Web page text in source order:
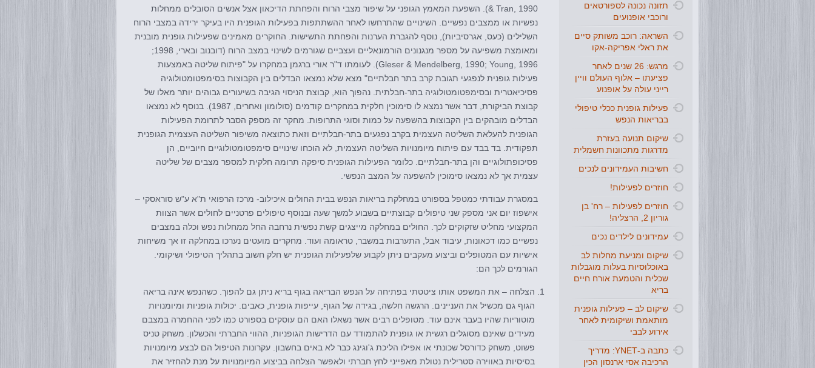
& Tran, 1990). השפעת המאמץ הגופני על שיפור מצבי הרוח והפחתת הדיכאון אצל אנשים הסובלים ממחלות
נפשיות או ממצבים נפשיים. השינויים שהתרחשו לאחר ההשתתפות בפעילות הגופנית היו בעיקר ירידה במצבי הרוח
השלילים (כעס, אגרסיביות), נוסף להגברת הערנות והפחתת התשישות. החוקרים מאמינים שפעילות גופנית מובנית
ומאומצת משפיעה על מספר מנגנונים הורמונאליים ועצביים שגורמים לשינוי במצב הרוח (דובנוב ובארי, 1998;
Gleser & Mendelberg, 1990; Young, 1996). לעומתו ד"ר אורי ברגמן במחקרו על "פיתוח שליטה באמצעות
פעילות גופנית לנפגעי תגובת קרב בתר חבלתיים" מצא שלא נמצאו הבדלים בין הקבוצות בסימפטומטולוגיה
פסיכיאטרית ובסימפטומטולוגיה בתר-חבלתית. נהפוך הוא, קבוצת הניסוי הגיבה בשיעורים גבוהים יותר מאלו של
קבוצת הביקורת, דבר אשר נמצא לו סימוכין חלקית במחקרים קודמים (סולומון ואחרים, 1987). בנוסף לא נמצאו
הבדלים מובהקים בין הקבוצות בהשפעה על כמות וסוגי התרופות. מחקר זה מספק הסבר לתרומת הפעילות
הגופנית להעלאת השליטה העצמית בקרב נפגעים בתר-חבלתיים וזאת כתוצאה משיפור השליטה העצמית הגופנית
תפקודית. בד בבד עם פיתוח מיומנויות השליטה העצמית, לא הוכחו שינויים סימפטומטולוגיים חיוביים, הן
פסיכופתולוגיים והן בתר-חבלתיים. כלומר הפעילות הגופנית סיפקה תרומה חלקית למספר מצבים של שליטה
עצמית אך לא נמצאו סימוכין להשפעה על המצב הנפשי.
במסגרת עבודתי כמטפל בספורט במחלקת בריאות הנפש בבית החולים איכילוב- מרכז הרפואי ת"א ע"ש סוראסקי –
אישפוז יום אני מספק שני טיפולים קבוצתיים בשבוע למשך שעה ובנוסף טיפולים פרטניים לחולים אשר הצוות
המקצועי מחליט שזקוקים לכך. החולים במחלקה מייצגים קשת נפשית נרחבה החל ממחלות נפש וכלה במצבים
נפשיים כמו דכאונות, עיבוד אבל, התערבות במשבר, טראומה ועוד. מחקרים מועטים נערכו במחלקה זו אך משיחות
אישיות עם המטופלים וביצוע מעקבים ניתן לקבוע שלפעילות הגופנית יש חלק חשוב בתהליך הטיפולי ושיקומי.
הגורמים לכך הם:
הצלחה – את המשפט אותו ציטטתי בפתיחה על הנפש הבריאה בגוף בריא ניתן גם להפוך. כשהנפש אינה בריאה
הגוף גם מכשיל את העניינים. הרגשה חלשה, בגידה של הגוף, עייפות גופנית, כאבים. יכולות גופניות ומיומנויות
מוטוריות שהיו בעבר אינם עוד. מטופלים רבים אשר נשאלו האם הם עוסקים בספורט כמו לפני ההחמרה במצבם
מעידים שאינם מסוגלים רגשית או גופנית להתמודד עם הדרישות הגופניות, ההווי החברתי והכשלון. משחק טניס
פשוט, משחק כדורסל שכונתי או אפילו הליכת ג'וגינג כבר לא באים בחשבון. עקרונות הטיפול הם לבצע מיומנויות
בסיסיות באווירה סטרילית נטולת מאפייני לחץ חברתי ולאפשר הצלחה בביצוע המיומנויות על מנת להחזיר את
תזונה נכונה לספורטאים
ורוכבי אופנועים
השראה: רוכב משותק סיים
את ראלי אפריקה-אקו
מרגש: 26 שנים לאחר
פציעתו – אלוף העולם וויין
רייני עולה על אופנוע
פעילות גופנית ככלי טיפולי
בבריאות הנפש
שיקום תנועה בעזרת
מדרגות מתכוונות חשמלית
חשיבות העמידונים לנכים
חוזרים לפעילות!
חוזרים לפעילות – רח' בן
גוריון 2, הרצליה!
עמידונים לילדים נכים
שיקום ומניעת מחלות לב
באוכלוסיות בעלות מוגבלות
שכלית והטמעת אורח חיים
בריא
שיקום לב – פעילות גופנית
מותאמת ושיקומית לאחר
אירוע לבבי
כתבה ב-YNET: מדריך
הרכיבה אסי ארנסון הכין